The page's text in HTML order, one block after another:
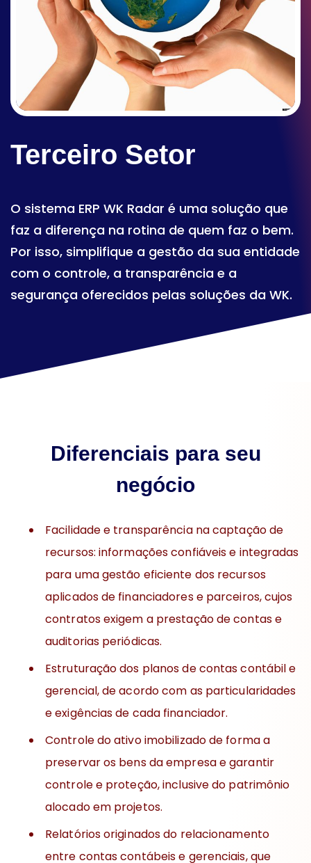
Terceiro Setor
O sistema ERP WK Radar é uma solução que
faz a diferença na rotina de quem faz o bem.
Por isso, simplifique a gestão da sua entidade
com o controle, a transparência e a
segurança oferecidos pelas soluções da WK.
Diferenciais para seu
negócio
Facilidade e transparência na captação de
recursos: informações confiáveis e integradas
para uma gestão eficiente dos recursos
aplicados de financiadores e parceiros, cujos
contratos exigem a prestação de contas e
auditorias periódicas.
Estruturação dos planos de contas contábil e
gerencial, de acordo com as particularidades
e exigências de cada financiador.
Controle do ativo imobilizado de forma a
preservar os bens da empresa e garantir
controle e proteção, inclusive do patrimônio
alocado em projetos.
Relatórios originados do relacionamento
entre contas contábeis e gerenciais, que